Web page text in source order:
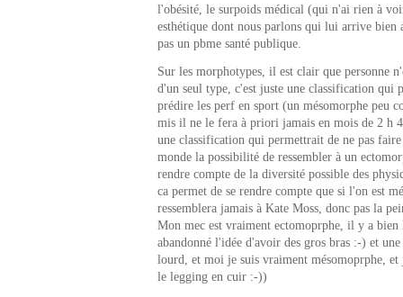
l'obésité, le surpoids médical (qui n'ai rien à
esthétique dont nous parlons qui lui arrive bien
pas un pbme santé publique.
Sur les morphotypes, il est clair que personne
d'un seul type, c'est juste une classification qui
prédire les perf en sport (un mésomorphe peu
mis il ne le fera à priori jamais en mois de 2 h
une classification qui permettrait de ne pas
monde la possibilité de ressembler à un
rendre compte de la diversité possible des
ca permet de se rendre compte que si l'on est
ressemblera jamais à Kate Moss, donc pas la
Mon mec est vraiment ectomoprphe, il y a
abandonné l'idée d'avoir des gros bras :-) et
lourd, et moi je suis vraiment mésomoprphe,
le legging en cuir :-))